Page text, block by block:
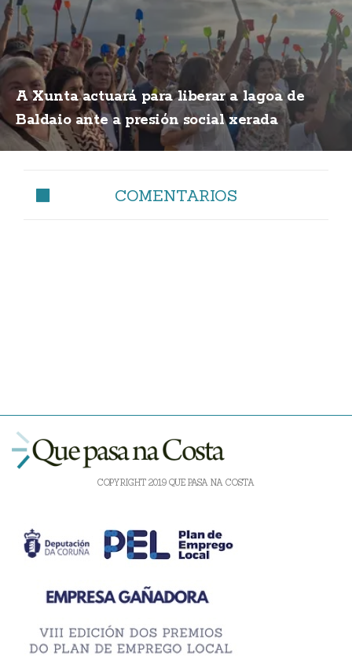
A Xunta actuará para liberar a lagoa de
Baldaio ante a presión social xerada
COMENTARIOS
COPYRIGHT 2019 QUE PASA NA COSTA